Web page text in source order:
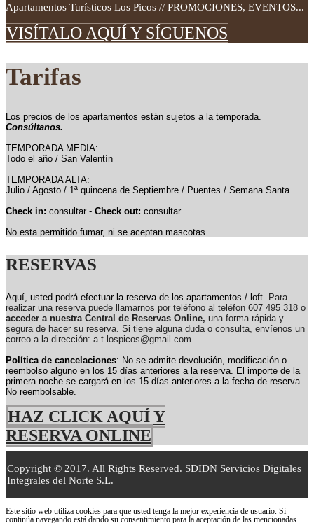
Apartamentos Turísticos Los Picos // PROMOCIONES, EVENTOS...
VISÍTALO AQUÍ Y SÍGUENOS
Tarifas
Los precios de los apartamentos están sujetos a la temporada.
Consúltanos.
TEMPORADA MEDIA:
Todo el año / San Valentín
TEMPORADA ALTA:
Julio / Agosto / 1ª quincena de Septiembre / Puentes / Semana Santa
Check in: consultar - Check out: consultar
No esta permitido fumar, ni se aceptan mascotas.
RESERVAS
Aquí, usted podrá efectuar la reserva de los apartamentos / loft.
Para
realizar una reserva puede llamarnos por teléfono al teléfon 607 495 318 o
acceder a nuestra Central de Reservas Online, una forma rápida y
segura de hacer su reserva. Si tiene alguna duda o consulta, envíenos un
correo a la dirección: a.t.lospicos@gmail.com
Política de cancelaciones: No se admite devolución, modificación o
reembolso alguno en los 15 días anteriores a la reserva.
El importe de la
primera noche se cargará en los 15 días anteriores a la fecha de reserva.
No reembolsable.
HAZ CLICK AQUÍ Y
RESERVA ONLINE
Copyright © 2017. All Rights Reserved. SDIDN Servicios Digitales
Integrales del Norte S.L.
Este sitio web utiliza cookies para que usted tenga la mejor experiencia de usuario. Si
continúa navegando está dando su consentimiento para la aceptación de las mencionadas